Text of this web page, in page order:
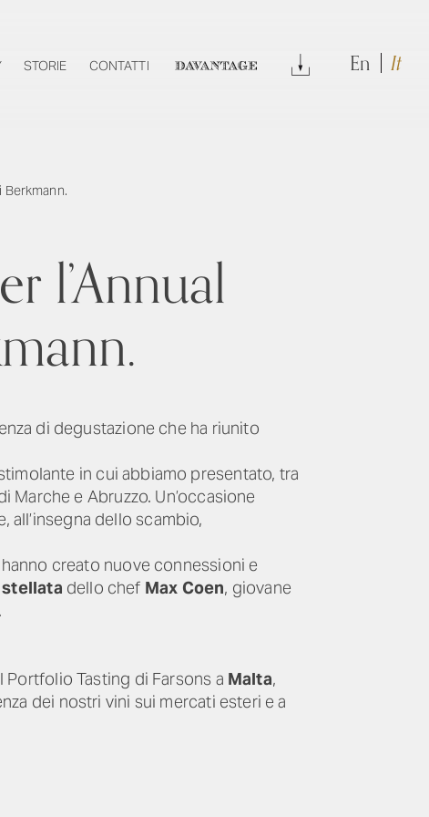
STORIE CONTATTI DAVANTAGE DOWNLOAD
En It
Berkmann.
l’Annual
di degustazione che ha riunito
in cui abbiamo presentato, tra
e Abruzzo. Un’occasione
dello scambio,
creato nuove connessioni e
dello chef Max Coen, giovane
Tasting di Farsons a Malta,
dei nostri vini sui mercati esteri e a